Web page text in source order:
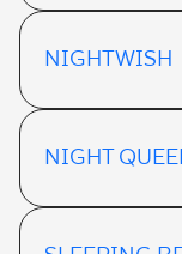
NIGHTWISH
NIGHT